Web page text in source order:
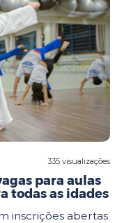
335 visualizações
para aulas
todas as idades
inscrições abertas